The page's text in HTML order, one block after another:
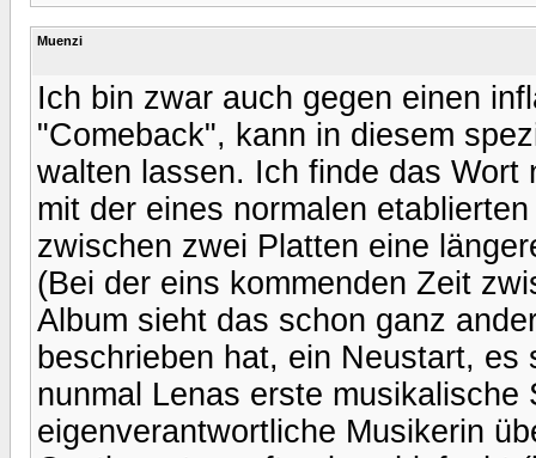
Muenzi
Ich bin zwar auch gegen einen
"Comeback", kann in diesem
walten lassen. Ich finde das
mit der eines normalen
zwischen zwei Platten eine
(Bei der eins kommenden Zeit
Album sieht das schon ganz
beschrieben hat, ein Neustart,
nunmal Lenas erste
eigenverantwortliche Musikerin